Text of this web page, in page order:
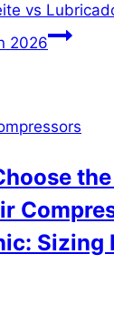
vs
2026
Sizing